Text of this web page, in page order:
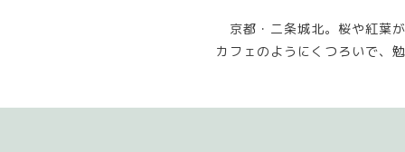
京都・二条城北。桜や紅葉
カフェのようにくつろいで、